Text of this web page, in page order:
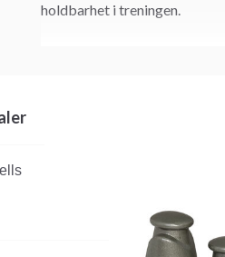
holdbarhet i treningen.